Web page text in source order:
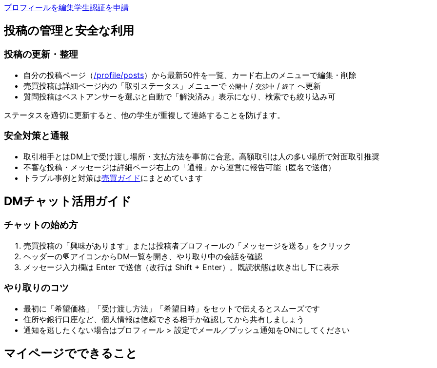
プロフィールを編集学生認証を申請
投稿の管理と安全な利用
投稿の更新・整理
自分の投稿ページ（/profile/posts）から最新50件を一覧、カード右上のメニューで編集・削除
売買投稿は詳細ページ内の「取引ステータス」メニューで 公開中 / 交渉中 / 終了 へ更新
質問投稿はベストアンサーを選ぶと自動で「解決済み」表示になり、検索でも絞り込み可
ステータスを適切に更新すると、他の学生が重複して連絡することを防げます。
安全対策と通報
取引相手とはDM上で受け渡し場所・支払方法を事前に合意。高額取引は人の多い場所で対面取引推奨
不審な投稿・メッセージは詳細ページ右上の「通報」から運営に報告可能（匿名で送信）
トラブル事例と対策は売買ガイドにまとめています
DMチャット活用ガイド
チャットの始め方
売買投稿の「興味があります」または投稿者プロフィールの「メッセージを送る」をクリック
ヘッダーの💬アイコンからDM一覧を開き、やり取り中の会話を確認
メッセージ入力欄は Enter で送信（改行は Shift + Enter）。既読状態は吹き出し下に表示
やり取りのコツ
最初に「希望価格」「受け渡し方法」「希望日時」をセットで伝えるとスムーズです
住所や銀行口座など、個人情報は信頼できる相手か確認してから共有しましょう
通知を逃したくない場合はプロフィール > 設定でメール／プッシュ通知をONにしてください
マイページでできること